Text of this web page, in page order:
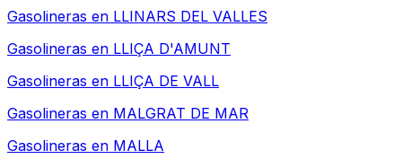
Gasolineras en LLINARS DEL VALLES
Gasolineras en LLIÇA D'AMUNT
Gasolineras en LLIÇA DE VALL
Gasolineras en MALGRAT DE MAR
Gasolineras en MALLA